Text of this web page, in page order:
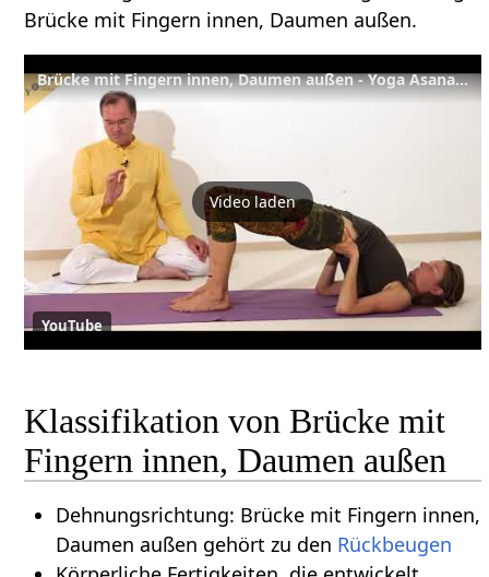
Brücke mit Fingern innen, Daumen außen.
Brücke mit Fingern innen, Daumen außen - Yoga Asana Lexikon
Video laden
YouTube
Klassifikation von Brücke mit
Fingern innen, Daumen außen
Dehnungsrichtung: Brücke mit Fingern innen,
Daumen außen gehört zu den Rückbeugen